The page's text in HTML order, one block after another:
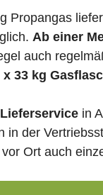
Propangas
Ab einer
auch
x 33 kg
in
in der
Ort auch